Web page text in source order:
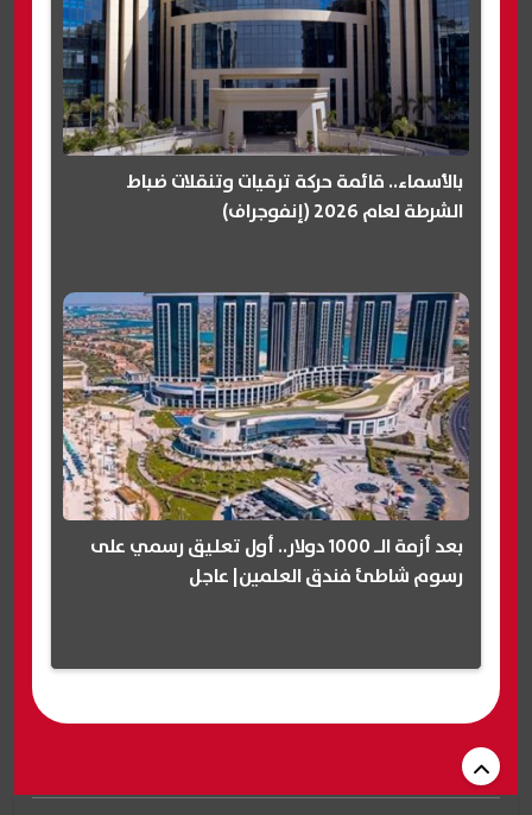
بالأسماء.. قائمة حركة ترقيات وتنقلات ضباط
الشرطة لعام 2026 (إنفوجراف)
بعد أزمة الـ 1000 دولار.. أول تعليق رسمي على
رسوم شاطئ فندق العلمين| عاجل